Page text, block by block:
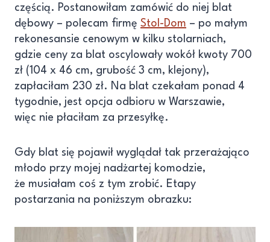
częścią. Postanowiłam zamówić do niej blat
dębowy – polecam firmę Stol-Dom – po małym
rekonesansie cenowym w kilku stolarniach,
gdzie ceny za blat oscylowały wokół kwoty 700
zł (104 x 46 cm, grubość 3 cm, klejony),
zapłaciłam 230 zł. Na blat czekałam ponad 4
tygodnie, jest opcja odbioru w Warszawie,
więc nie płaciłam za przesyłkę.
Gdy blat się pojawił wyglądał tak przerażająco
młodo przy mojej nadżartej komodzie,
że musiałam coś z tym zrobić. Etapy
postarzania na poniższym obrazku: